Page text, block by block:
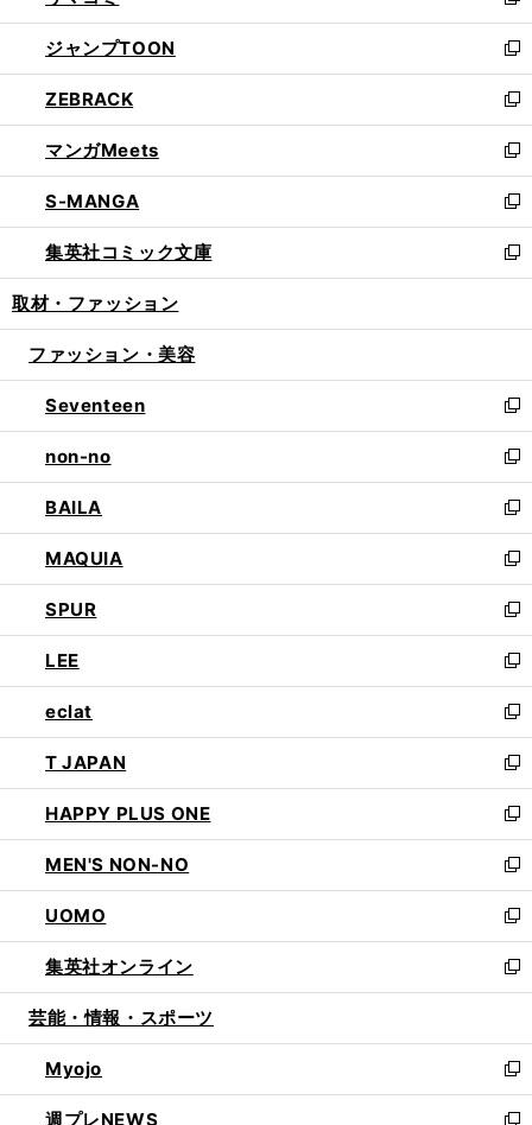
開
く
ウ
で
開
く
ン
ド
ウ
で
開
く
ウ
ィ
ン
ド
ウ
で
開
く
し
い
ウ
ィ
ン
ド
ウ
で
開
く
ジャンプTOON
新
し
い
ウ
ィ
ン
ド
ウ
で
開
ZEBRACK
新
し
い
ウ
ィ
ン
ド
ウ
開
マンガMeets
新
し
い
ウ
ィ
ン
ウ
開
く
S-MANGA
新
し
い
ウ
ン
ウ
で
開
く
集英社コミック文庫
新
し
ウ
ン
ド
ウ
で
開
く
取材・ファッション
ファッション・美容
Seventeen
新
し
い
ウ
ィ
ン
ド
ウ
で
開
く
non-no
新
し
い
ウ
ィ
ン
ド
ウ
で
開
く
BAILA
新
し
い
ウ
ィ
ン
ド
ウ
で
開
く
MAQUIA
新
し
い
ウ
ィ
ン
ド
ウ
で
開
く
SPUR
新
し
い
ウ
ィ
ン
ド
ウ
で
開
く
LEE
新
し
い
ウ
ィ
ン
ド
ウ
で
開
く
eclat
新
し
い
ウ
ィ
ン
ド
ウ
で
開
く
T JAPAN
新
し
い
ウ
ィ
ン
ド
ウ
で
開
HAPPY PLUS ONE
新
し
い
ウ
ィ
ン
ド
ウ
開
く
MEN'S NON-NO
新
し
い
ウ
ィ
ン
ウ
で
開
く
UOMO
新
し
い
ウ
ン
ド
ウ
で
集英社オンライン
新
し
ウ
ィ
ン
芸能・情報・スポーツ
Myojo
新
し
週プレNEWS